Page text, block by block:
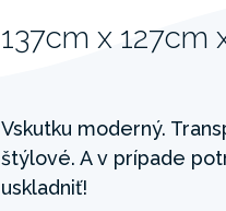
137cm x 127cm
Vskutku moderný.
štýlové. A v prípade
uskladniť!